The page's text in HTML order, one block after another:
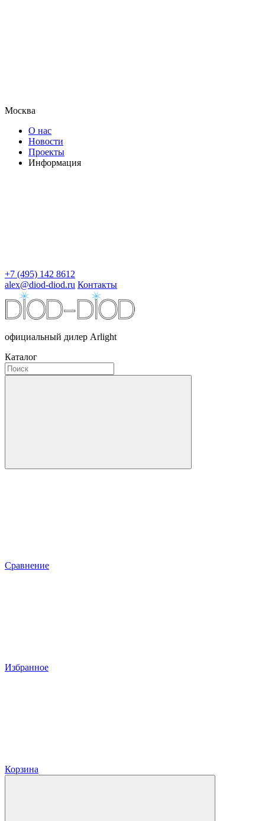
Москва
О нас
Новости
Проекты
Информация
+7 (495) 142 8612
alex@diod-diod.ru Контакты
официальный дилер Arlight
Каталог
Сравнение
Избранное
Корзина